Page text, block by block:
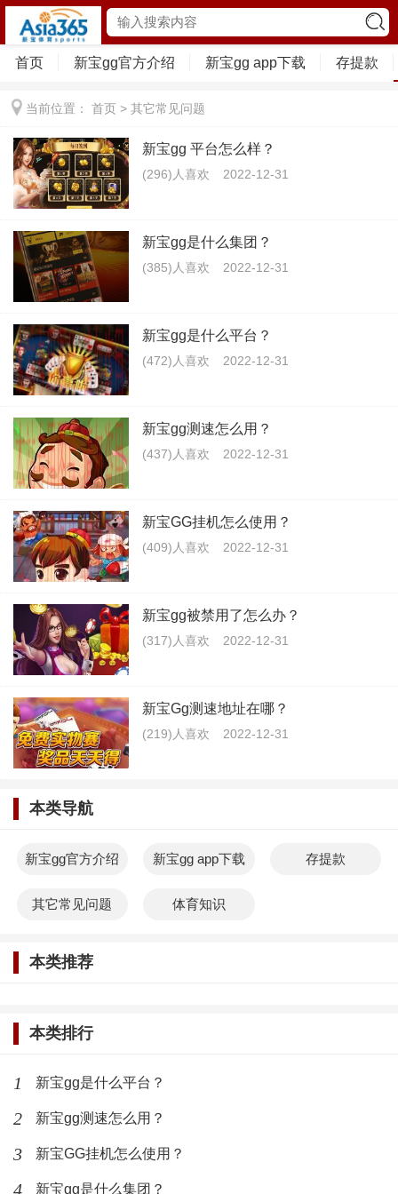
首页 新宝gg官方介绍 新宝gg app下载 存提款
当前位置： 首页 > 其它常见问题
新宝gg 平台怎么样？
(296)人喜欢 2022-12-31
新宝gg是什么集团？
(385)人喜欢 2022-12-31
新宝gg是什么平台？
(472)人喜欢 2022-12-31
新宝gg测速怎么用？
(437)人喜欢 2022-12-31
新宝GG挂机怎么使用？
(409)人喜欢 2022-12-31
新宝gg被禁用了怎么办？
(317)人喜欢 2022-12-31
新宝Gg测速地址在哪？
(219)人喜欢 2022-12-31
本类导航
新宝gg官方介绍 新宝gg app下载 存提款
其它常见问题 体育知识
本类推荐
本类排行
1 新宝gg是什么平台？
2 新宝gg测速怎么用？
3 新宝GG挂机怎么使用？
4 新宝gg是什么集团？